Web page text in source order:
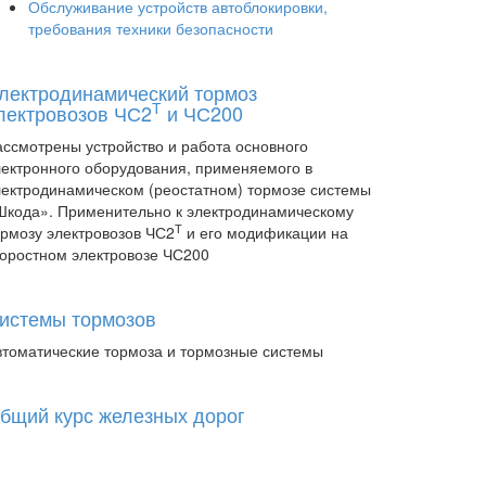
Обслуживание устройств автоблокировки,
требования техники безопасности
тормоз
ЧС2Т и ЧС200
устройство и работа основного
оборудования, применяемого в
(реостатном) тормозе системы
Применительно к электродинамическому
электровозов ЧС2Т и его модификации на
электровозе ЧС200
тормозов
тормоза и тормозные системы
курс железных дорог